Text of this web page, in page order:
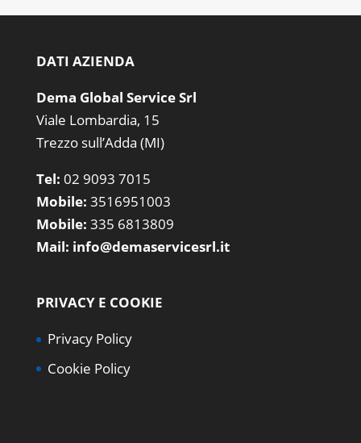
DATI AZIENDA
Dema Global Service Srl
Viale Lombardia, 15
Trezzo sull’Adda (MI)
Tel: 02 9093 7015
Mobile: 3516951003
Mobile: 335 6813809
Mail: info@demaservicesrl.it
PRIVACY E COOKIE
Privacy Policy
Cookie Policy